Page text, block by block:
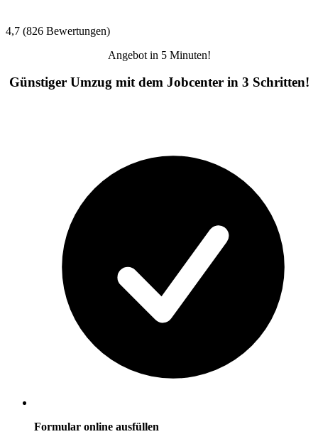
4,7 (826 Bewertungen)
Angebot in 5 Minuten!
Günstiger Umzug mit dem Jobcenter in 3 Schritten!
Formular online ausfüllen